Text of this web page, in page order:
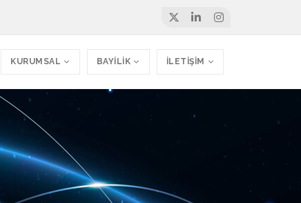
KURUMSAL BAYİLİK İLETİŞİM